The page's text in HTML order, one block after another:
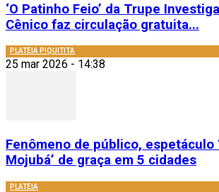
‘O Patinho Feio’ da Trupe
Cênico faz circulação gratuita...
PLATEIA PIQUITITA
25 mar 2026 - 14:38
Fenômeno de público, espetáculo
Mojubá’ de graça em 5 cidades
PLATEIA